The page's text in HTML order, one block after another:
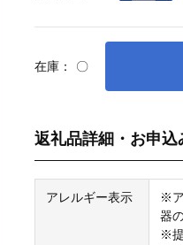
在庫： 〇
返礼品詳細・お申込
アレルギー表示
※
器
※